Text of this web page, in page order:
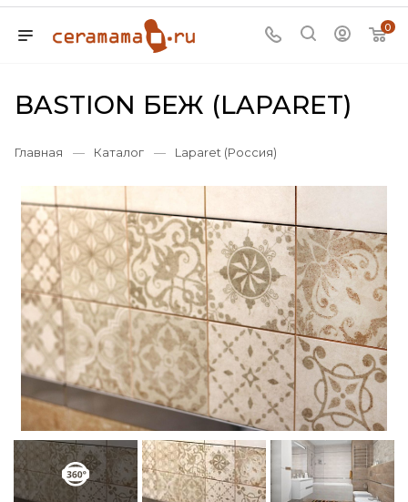
0
BASTION БЕЖ (LAPARET)
Главная — Каталог — Laparet (Россия)